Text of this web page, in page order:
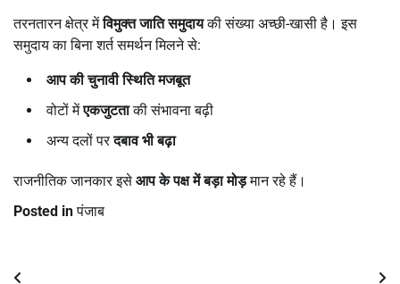
तरनतारन क्षेत्र मेंविमुक्त जाति समुदायकी संख्या अच्छी-खासी है। इस
समुदाय का बिना शर्त समर्थन मिलने से:
आप की चुनावी स्थिति मजबूत
वोटों मेंएकजुटताकी संभावना बढ़ी
अन्य दलों परदबाव भी बढ़ा
राजनीतिक जानकार इसे आप के पक्ष में बड़ा मोड़मान रहे हैं।
Posted inपंजाब